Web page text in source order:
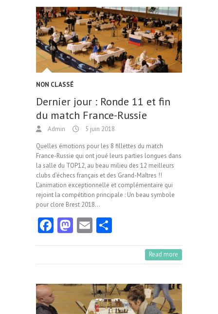
o
k
o
n
NON CLASSÉ
Dernier jour : Ronde 11 et fin
du match France-Russie
Admin 5 juin 2018
Quelles émotions pour les 8 fillettes du match
France-Russie qui ont joué leurs parties longues dans
la salle du TOP12, au beau milieu des 12 meilleurs
clubs d’échecs français et des Grand-Maîtres !!
L’animation exceptionnelle et complémentaire qui
rejoint la compétition principale : Un beau symbole
pour clore Brest 2018…
Fa
ce
o
k
M
as
o
n
E
m rt
Read more